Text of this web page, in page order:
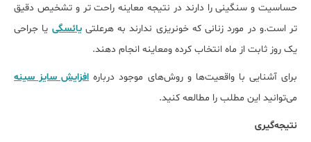
حساسیت و سنگینی را دارند در نتیجه معاینه راحت تر و تشخیص دقیق
تر است.و در مورد زنانی که خونریزی ندارند به هرعلتییائسگی یا جراحی
یک روز ثابت از ماه انتخاب کرده ومعاینه انجام دهند.
برای آشنایی با واقعیت‌ها و روش‌های موجود درباره افزایش سایز سینه
می‌توانید این مطلب را مطالعه کنید.
نتیجه‌گیری